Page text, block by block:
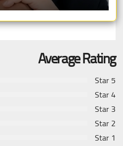
Average Rating
5 Star
4 Star
3 Star
2 Star
1 Star